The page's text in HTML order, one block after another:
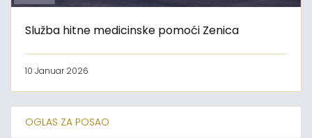
Služba hitne medicinske pomoći Zenica
10 Januar 2026
OGLAS ZA POSAO